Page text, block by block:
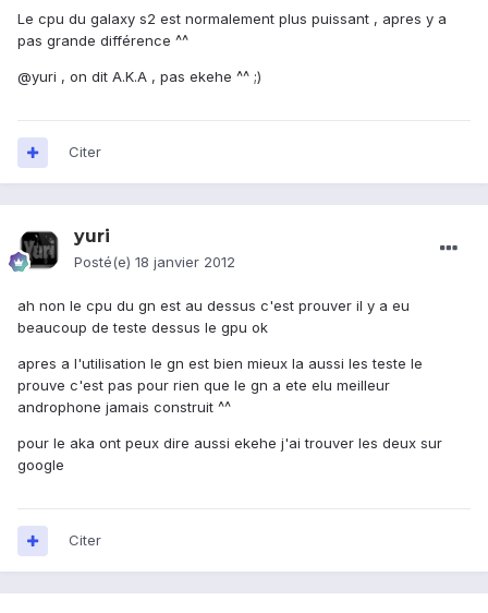
Le cpu du galaxy s2 est normalement plus puissant , apres y a
pas grande différence ^^
@yuri , on dit A.K.A , pas ekehe ^^ ;)
Citer
yuri
Posté(e) 18 janvier 2012
ah non le cpu du gn est au dessus c'est prouver il y a eu
beaucoup de teste dessus le gpu ok
apres a l'utilisation le gn est bien mieux la aussi les teste le
prouve c'est pas pour rien que le gn a ete elu meilleur
androphone jamais construit ^^
pour le aka ont peux dire aussi ekehe j'ai trouver les deux sur
google
Citer